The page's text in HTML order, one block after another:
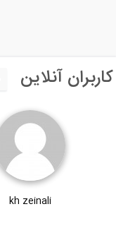
کاربران آنلاین
kh zeinali